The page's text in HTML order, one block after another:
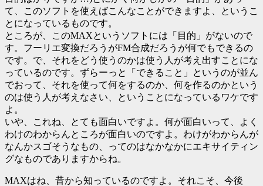
て、このソフトを使えばこんなことができますよ、というこ
とになっているものです。
ところが、このMAXというソフトには「目的」がないので
す。フーリエ変換だろうがFM合成だろうが何でもできるの
です。で、それをどう使うのかは使う人が考え出すことにな
っているのです。ずらーっと「できること」というのが並ん
でおって、それを使って何をするのか、何を作るのかという
のは使う人が考えなさい、ということになっているワケです
よ。
いや、これね、とても面白いですよ。何が面白いって、よく
わけのわからんところが面白いのですよ。わけがわからんが
なんかスゴそうなもの、ってのはなかなかにエキサイティン
グなものでありますからね。
MAXはね、昔から知っているのですよ。それこそ、今後